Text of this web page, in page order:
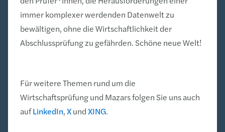
immer komplexer werdenden Datenwelt zu
bewältigen, ohne die Wirtschaftlichkeit der
Abschlussprüfung zu gefährden. Schöne neue Welt!
Für weitere Themen rund um die
Wirtschaftsprüfung und Mazars folgen Sie uns auch
aufLinkedIn,XundXING.